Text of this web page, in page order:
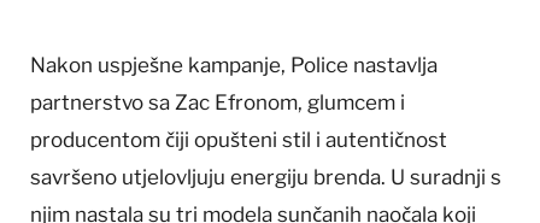
Nakon uspješne kampanje, Police nastavlja
partnerstvo sa Zac Efronom, glumcem i
producentom čiji opušteni stil i autentičnost
savršeno utjelovljuju energiju brenda. U suradnji s
njim nastala su tri modela sunčanih naočala koji